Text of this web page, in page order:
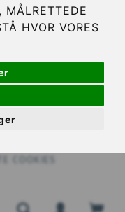
MÅLRETTEDE
HVOR VORES
COOKIES